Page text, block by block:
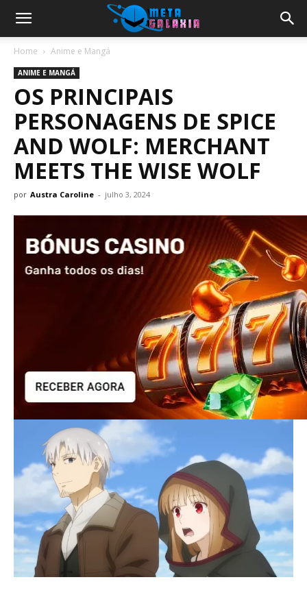
Home Anime e Mangá
ANIME E MANGÁ
OS PRINCIPAIS
PERSONAGENS DE SPICE
AND WOLF: MERCHANT
MEETS THE WISE WOLF
por Austra Caroline - julho 3, 2024